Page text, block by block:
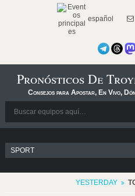
español
Pronósticos De
Consejos para Apostar, En Vivo,
YESTERDAY